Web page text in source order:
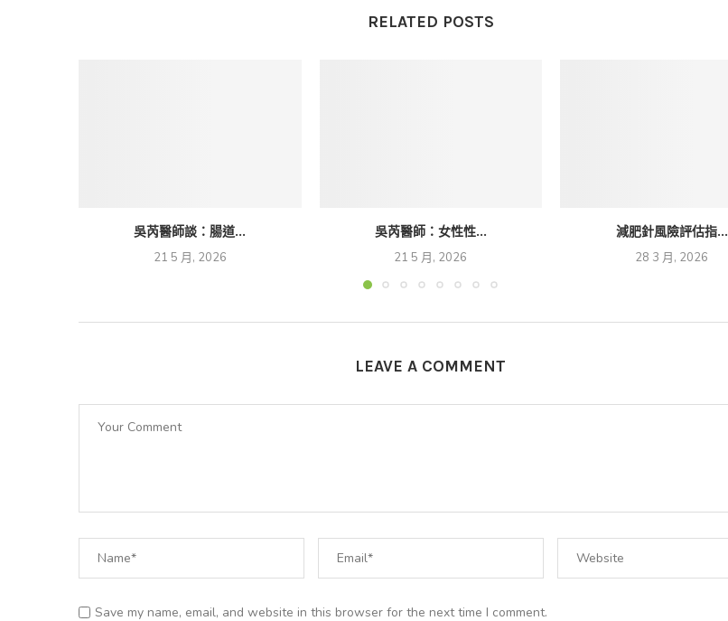
RELATED POSTS
吳芮醫師談：腸道...
21 5 月, 2026
吳芮醫師：女性性...
21 5 月, 2026
減肥針風險評估指...
28 3 月, 2026
LEAVE A COMMENT
Save my name, email, and website in this browser for the next time I comment.